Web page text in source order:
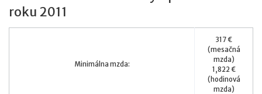
roku 2011
Minimálna mzda:
317 €
(mesačná
mzda)
1,822 €
(hodinová
mzda)